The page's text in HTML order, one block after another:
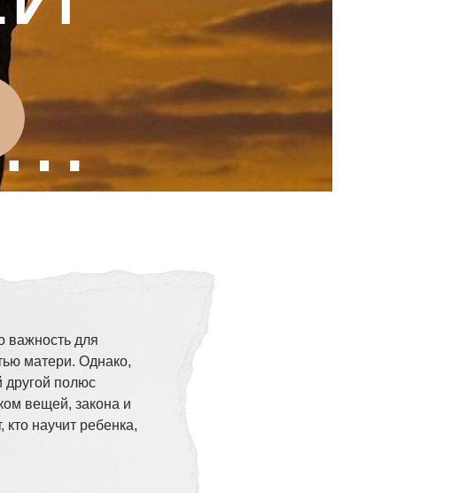
важность для
матери. Однако,
другой полюс
вещей, закона и
научит ребенка,